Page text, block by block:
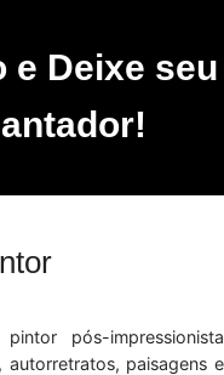
e Deixe seu
pós-impressionista
autorretratos, paisagens e